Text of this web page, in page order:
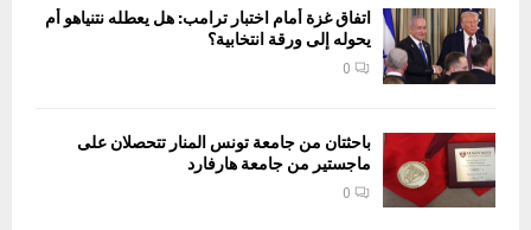
اتفاق غزة أمام اختبار ترامب: هل يعطله نتنياهو أم
يحوله إلى ورقة انتخابية؟
0
باحثتان من جامعة تونس المنار تتحصلان على
ماجستير من جامعة هارفارد
0